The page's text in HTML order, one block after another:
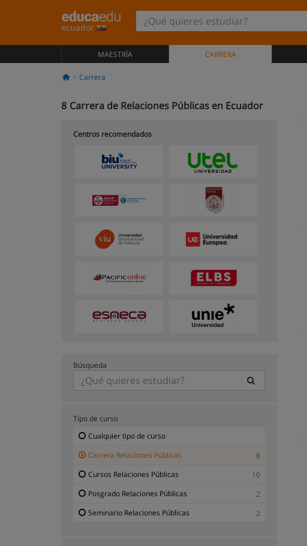
ecuador
MAESTRÍA CARRERA
Carrera
8 Carrera de Relaciones Públicas en Ecuador
Centros recomendados
Búsqueda
Tipo de curso
Cualquier tipo de curso
Carrera Relaciones Públicas
8
Cursos Relaciones Públicas
10
Posgrado Relaciones Públicas
2
Seminario Relaciones Públicas
2